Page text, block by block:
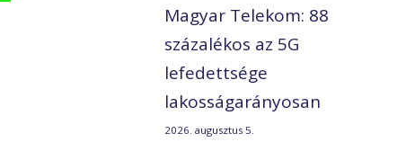
Magyar Telekom: 88
százalékos az 5G
lefedettsége
lakosságarányosan
2026. augusztus 5.